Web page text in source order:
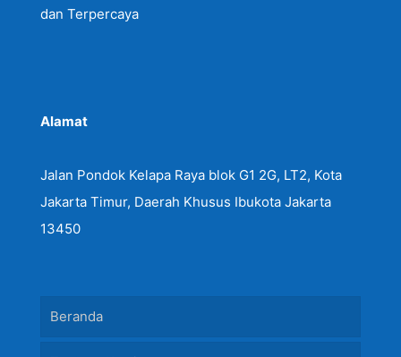
dan Terpercaya
Alamat
Jalan Pondok Kelapa Raya blok G1 2G, LT2, Kota
Jakarta Timur, Daerah Khusus Ibukota Jakarta
13450
Beranda